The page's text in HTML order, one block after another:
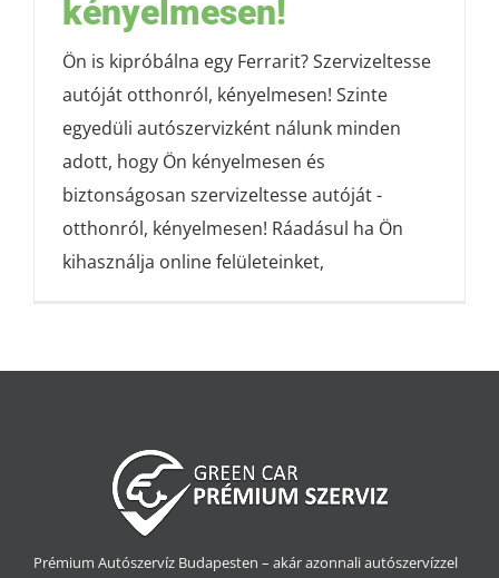
kényelmesen!
Ön is kipróbálna egy Ferrarit? Szervizeltesse
autóját otthonról, kényelmesen! Szinte
egyedüli autószervizként nálunk minden
adott, hogy Ön kényelmesen és
biztonságosan szervizeltesse autóját -
otthonról, kényelmesen! Ráadásul ha Ön
kihasználja online felületeinket,
Prémium Autószervíz Budapesten – akár azonnali autószervízzel